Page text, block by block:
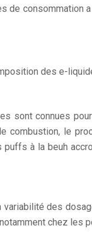
consommation
des e-
sont connues
combustion, le
à la beuh
variabilité des
chez les